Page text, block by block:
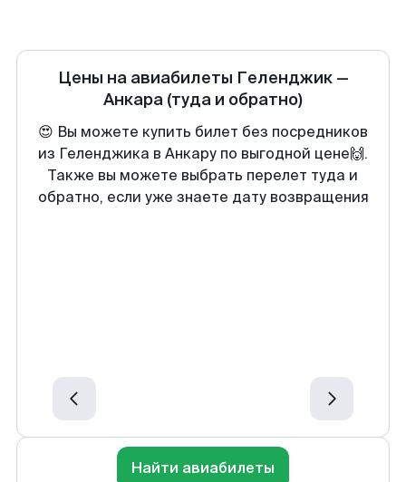
Цены на авиабилеты Геленджик—
Анкара (туда и обратно)
😍 Вы можете купить билет без посредников
из Геленджика в Анкару по выгодной цене🙌.
Также вы можете выбрать перелет туда и
обратно, если уже знаете дату возвращения
Найти авиабилеты